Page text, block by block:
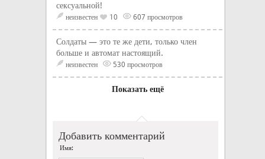
сексуальной!
неизвестен 10 607 просмотров
Солдаты — это те же дети, только член
больше и автомат настоящий.
неизвестен 530 просмотров
Показать ещё
Добавить комментарий
Имя: